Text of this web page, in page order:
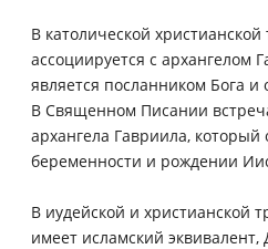
В католической
ассоциируется с архангелом
является посланником Бога и
В Священном Писании
архангела Гавриила,
беременности и рождении
В иудейской и христианской
имеет исламский